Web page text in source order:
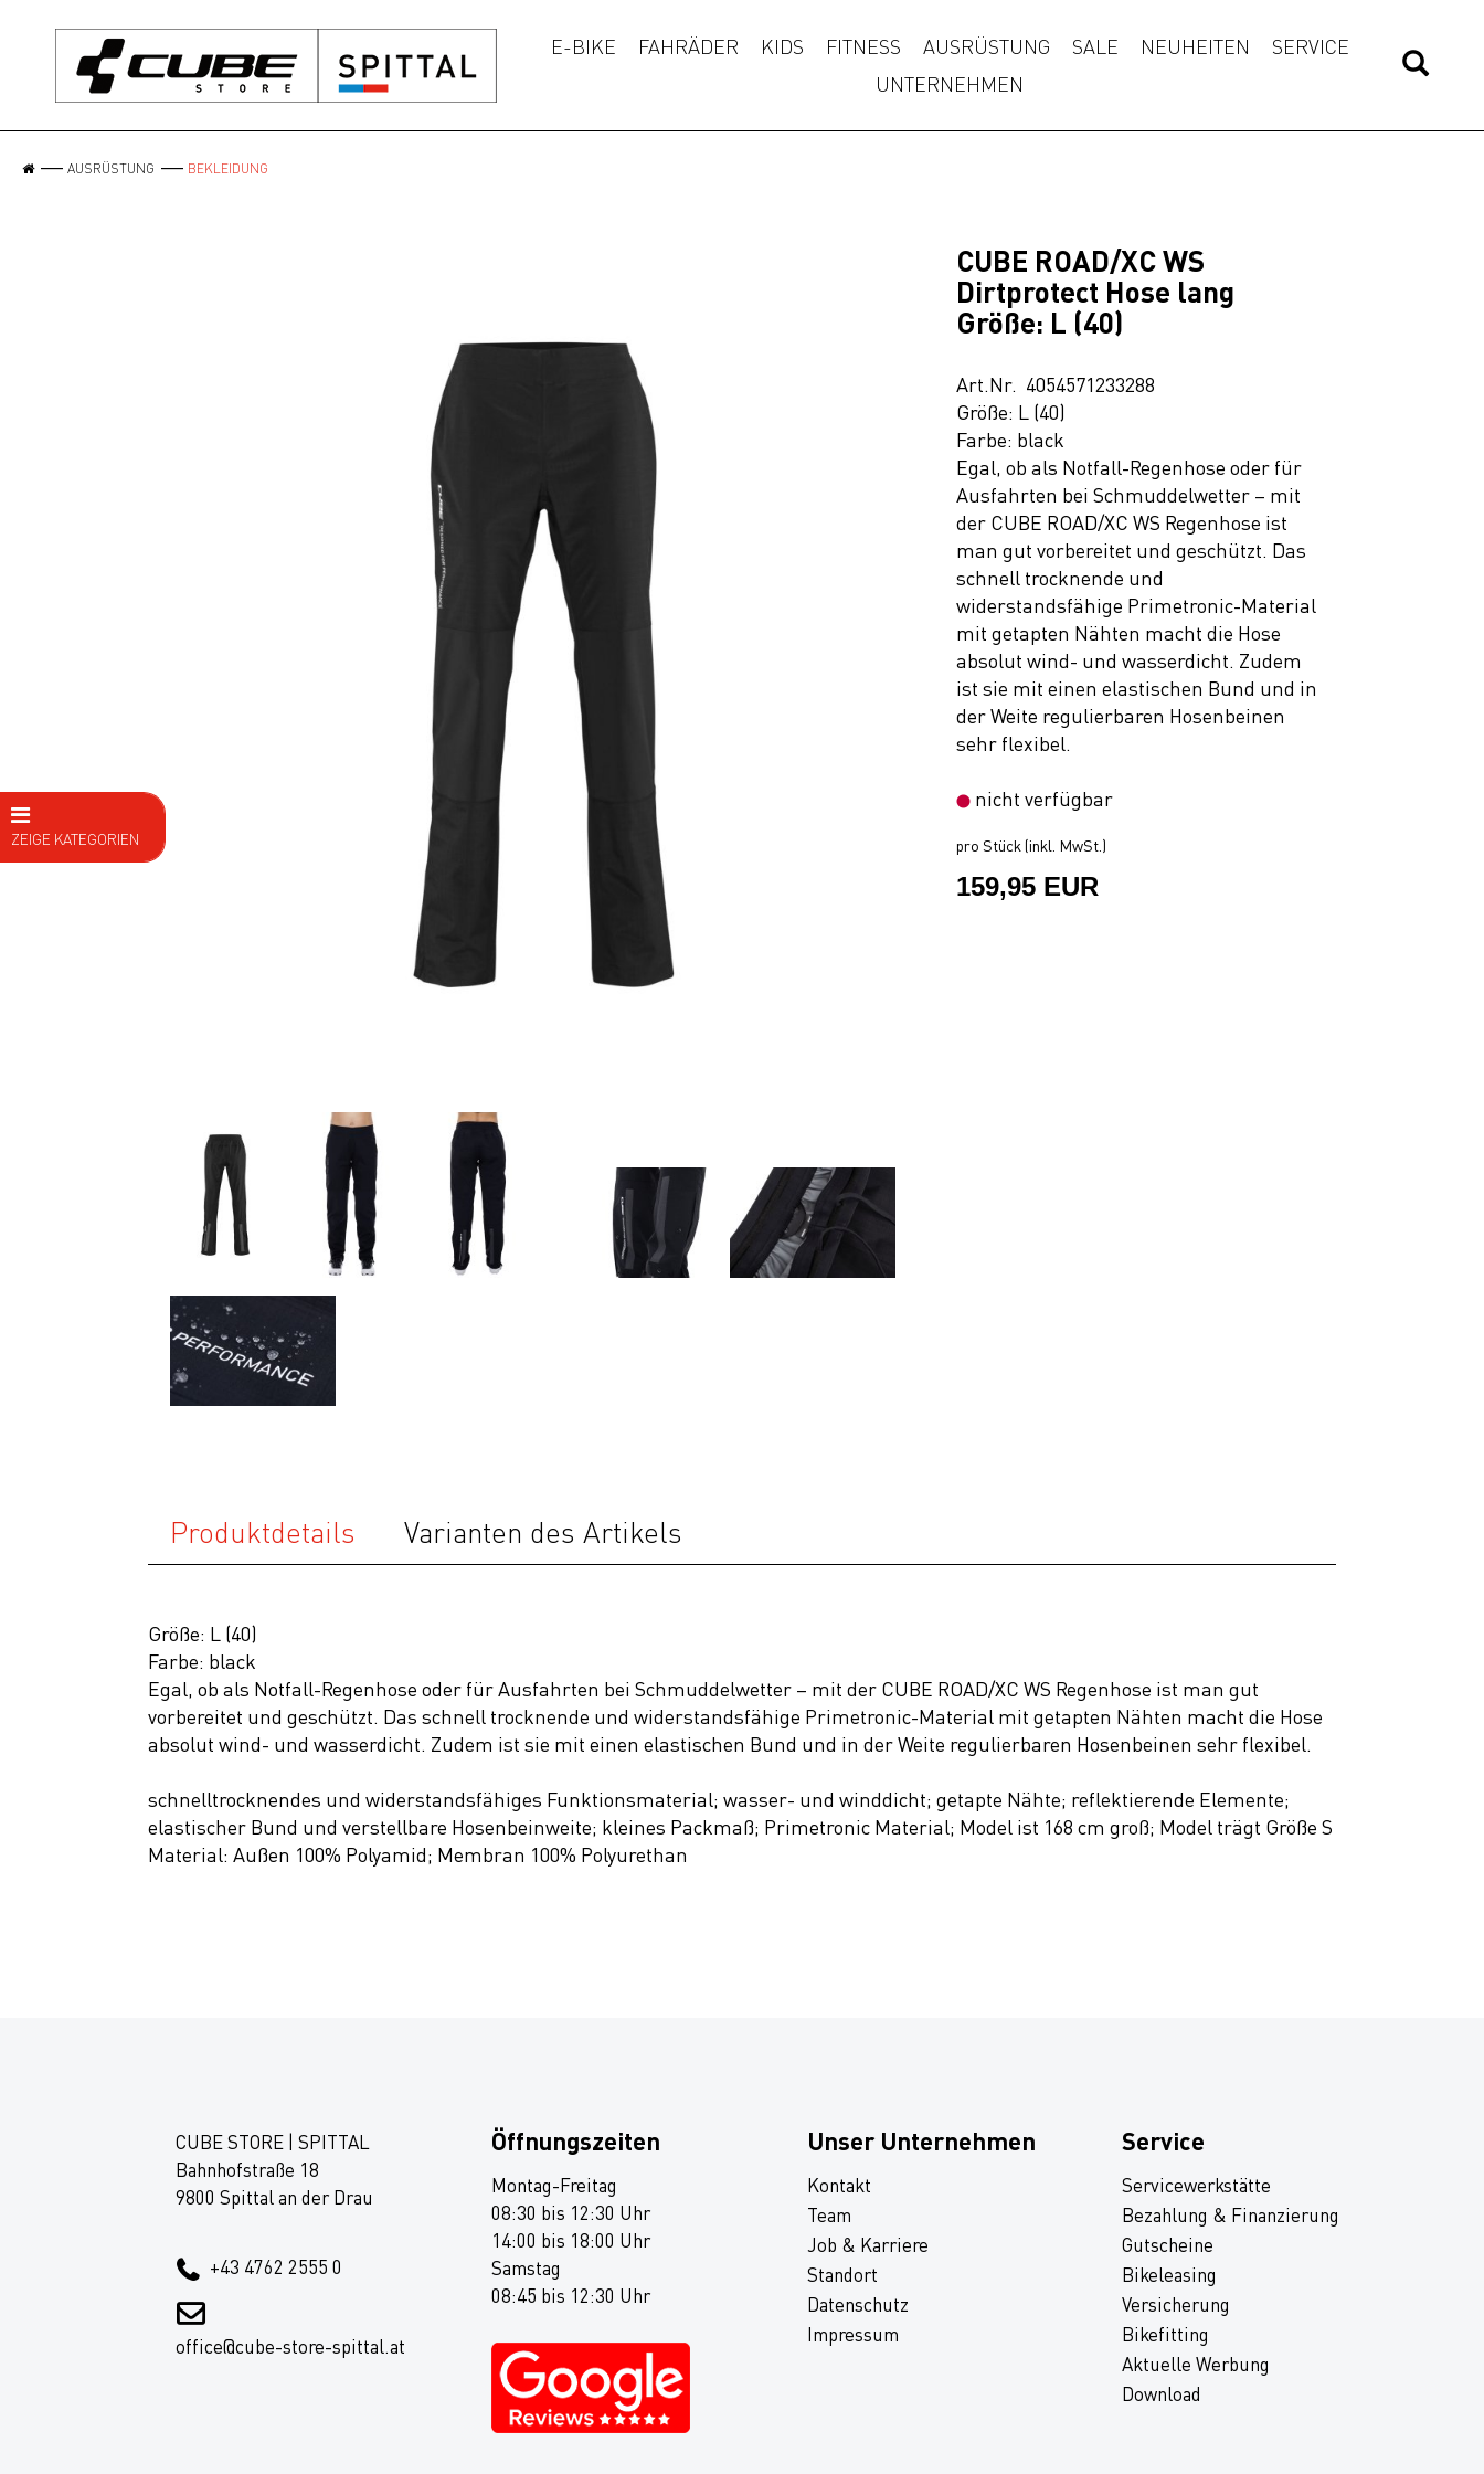
E-BIKE FAHRÄDER KIDS FITNESS AUSRÜSTUNG SALE NEUHEITEN
SERVICE
UNTERNEHMEN
AUSRÜSTUNG BEKLEIDUNG
ZEIGE KATEGORIEN
Fahrradanhänger
CUBE ROAD/XC WS
Dirtprotect Hose lang
Größe: L (40)
Art.Nr. 4054571233288
Größe: L (40)
Farbe: black
Egal, ob als Notfall-Regenhose oder für
Ausfahrten bei Schmuddelwetter – mit
der CUBE ROAD/XC WS Regenhose ist
man gut vorbereitet und geschützt. Das
schnell trocknende und
widerstandsfähige Primetronic-Material
mit getapten Nähten macht die Hose
absolut wind- und wasserdicht. Zudem
ist sie mit einen elastischen Bund und in
der Weite regulierbaren Hosenbeinen
sehr flexibel.
nicht verfügbar
pro Stück (inkl. MwSt.)
159,95 EUR
Produktdetails Varianten des Artikels
Größe: L (40)
Farbe: black
Egal, ob als Notfall-Regenhose oder für Ausfahrten bei Schmuddelwetter – mit der CUBE ROAD/XC WS Regenhose ist man gut
vorbereitet und geschützt. Das schnell trocknende und widerstandsfähige Primetronic-Material mit getapten Nähten macht die Hose
absolut wind- und wasserdicht. Zudem ist sie mit einen elastischen Bund und in der Weite regulierbaren Hosenbeinen sehr flexibel.
schnelltrocknendes und widerstandsfähiges Funktionsmaterial; wasser- und winddicht; getapte Nähte; reflektierende Elemente;
elastischer Bund und verstellbare Hosenbeinweite; kleines Packmaß; Primetronic Material; Model ist 168 cm groß; Model trägt Größe S
Material: Außen 100% Polyamid; Membran 100% Polyurethan
CUBE STORE | SPITTAL
Bahnhofstraße 18
9800 Spittal an der Drau
+43 4762 2555 0
office@cube-store-spittal.at
Öffnungszeiten
Montag-Freitag
08:30 bis 12:30 Uhr
14:00 bis 18:00 Uhr
Samstag
08:45 bis 12:30 Uhr
Unser Unternehmen
Kontakt
Team
Job & Karriere
Standort
Datenschutz
Impressum
Service
Servicewerkstätte
Bezahlung & Finanzierung
Gutscheine
Bikeleasing
Versicherung
Bikefitting
Aktuelle Werbung
Download